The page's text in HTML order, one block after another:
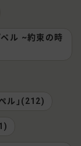
ペル ~約束の時
ル」(212)